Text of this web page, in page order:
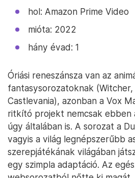
hol: Amazon Prime Video
mióta: 2022
hány évad: 1
Óriási reneszánsza van az
fantasysorozatoknak
Castlevania), azonban a Vox
ritkító projekt nemcsak ebben
úgy általában is. A sorozat a
vagyis a világ legnépszerűbb
szerepjátékának világában
egy szimpla adaptáció. Az